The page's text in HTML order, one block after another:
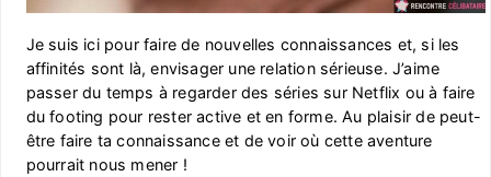
Je suis ici pour faire de nouvelles connaissances et, si les
affinités sont là, envisager une relation sérieuse. J’aime
passer du temps à regarder des séries sur Netflix ou à faire
du footing pour rester active et en forme. Au plaisir de peut-
être faire ta connaissance et de voir où cette aventure
pourrait nous mener !